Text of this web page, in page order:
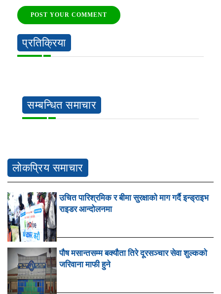
POST YOUR COMMENT
प्रतिक्रिया
सम्बन्धित समाचार
लोकप्रिय समाचार
उचित पारिश्रमिक र बीमा सुरक्षाको माग गर्दै इन्ड्राइभ
राइडर आन्दोलनमा
पौष मसान्तसम्म बक्यौता तिरे दूरसञ्चार सेवा शुल्कको
जरिवाना माफी हुने